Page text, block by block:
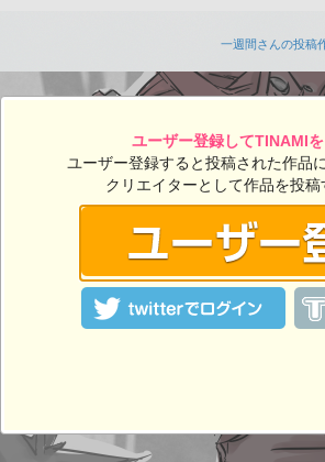
一週間さんの投稿
セル
ユーザー登録してTINAMI
ユーザー登録すると投稿された作品
クリエイターとして作品を投稿